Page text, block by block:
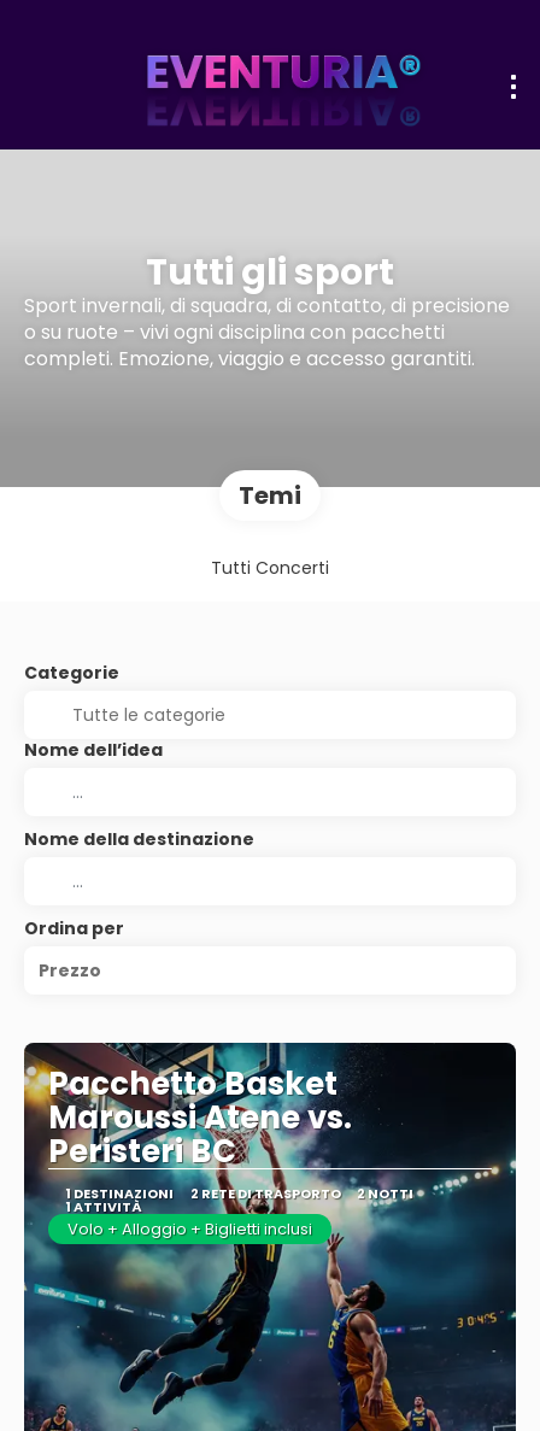
Tutti gli sport
Sport invernali, di squadra, di contatto, di precisione
o su ruote – vivi ogni disciplina con pacchetti
completi. Emozione, viaggio e accesso garantiti.
Temi
Tutti Concerti
Categorie
Nome dell’idea
Nome della destinazione
Ordina per
Prezzo
Pacchetto Basket
Maroussi Atene vs.
Peristeri BC
1 DESTINAZIONI 2 RETE DI TRASPORTO 2 NOTTI
1 ATTIVITÀ
Volo + Alloggio + Biglietti inclusi